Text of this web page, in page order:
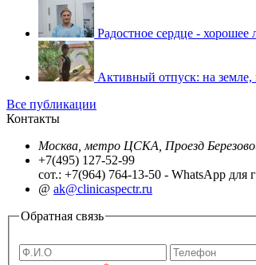
Радостное сердце -
Активный отпуск: на земле,
Все публикации
Контакты
Москва, метро ЦСКА, Проезд
+7(495) 127-52-99
сот.: +7(964) 764-13-50 - WhatsApp
@ ak@clinicaspectr.ru
Обратная связь